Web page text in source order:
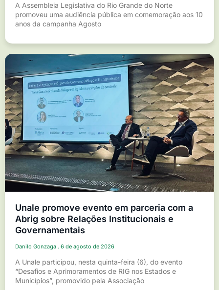
A Assembleia Legislativa do Rio Grande do Norte
promoveu uma audiência pública em comemoração aos 10
anos da campanha Agosto
Unale promove evento em parceria com a
Abrig sobre Relações Institucionais e
Governamentais
Danilo Gonzaga 6 de agosto de 2026
A Unale participou, nesta quinta-feira (6), do evento
“Desafios e Aprimoramentos de RIG nos Estados e
Municípios”, promovido pela Associação